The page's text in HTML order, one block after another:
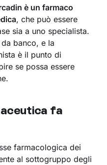
è un farmaco
, che può essere
sia a uno specialista.
banco, e la
è il punto di
se possa essere
fa
farmacologica dei
al sottogruppo degli